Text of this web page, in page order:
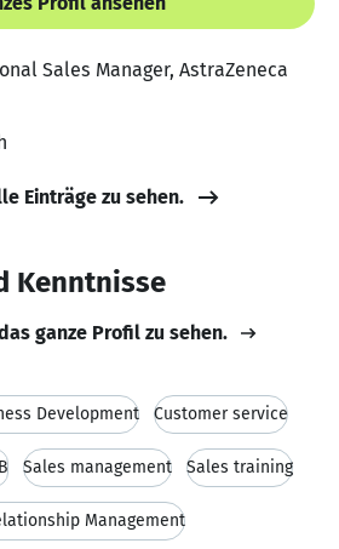
Sales Manager, AstraZeneca
Einträge zu sehen.
Kenntnisse
ganze Profil zu sehen.
Development Customer service
Sales management Sales training
Management